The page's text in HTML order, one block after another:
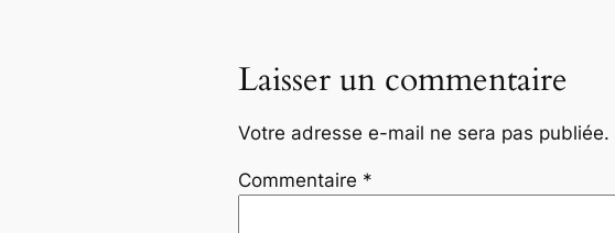
Laisser un commentaire
Votre adresse e-mail ne sera pas publiée.
Commentaire *